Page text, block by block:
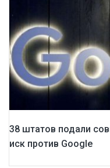
38 штатов подали
иск против Google